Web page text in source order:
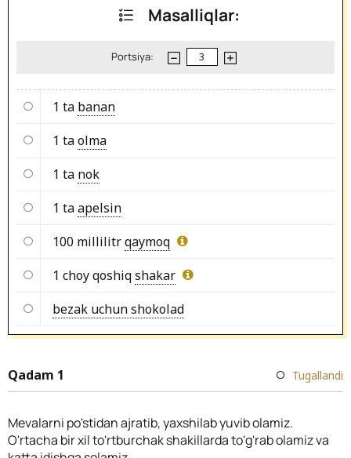
Masalliqlar:
Portsiya:
1 ta banan
1 taolma
1 ta nok
1 taapelsin
100 millilitrqaymoq
1 choy qoshiqshakar
bezak uchun shokolad
Qadam 1 Tugallandi
Mevalarni po'stidan ajratib, yaxshilab yuvib olamiz.
O'rtacha bir xil to'rtburchak shakillarda to'g'rab olamiz va